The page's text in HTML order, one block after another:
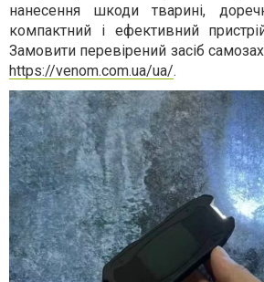
нанесення шкоди тварині,
компактний і ефективний
Замовити перевірений засіб
https://venom.com.ua/ua/.